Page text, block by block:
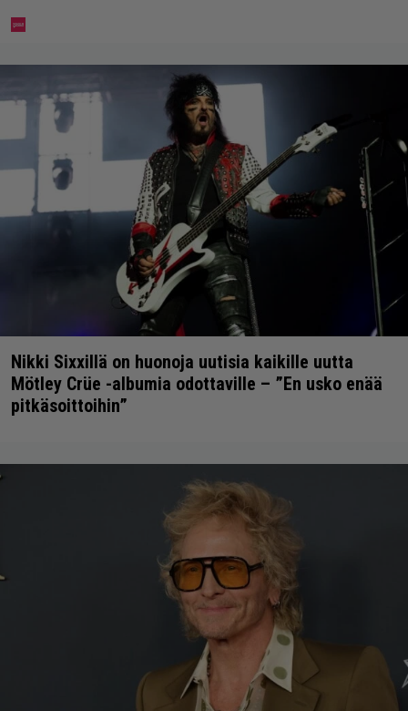
Nikki Sixxillä on huonoja uutisia kaikille uutta
Mötley Crüe -albumia odottaville – ”En usko enää
pitkäsoittoihin”